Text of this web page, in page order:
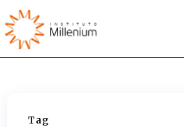
Tag